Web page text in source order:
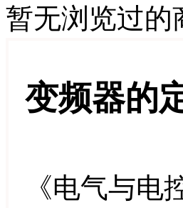
暂无浏览过的
变频器的
《电气与电